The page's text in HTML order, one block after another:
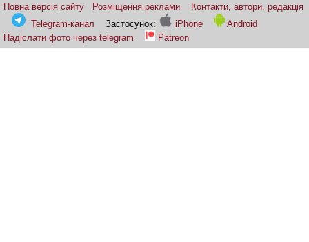
Повна версія сайту Розміщення реклами
Контакти, автори, редакція
Telegram-канал
Застосунок: iPhone
Android
Надіслати фото через telegram
Patreon